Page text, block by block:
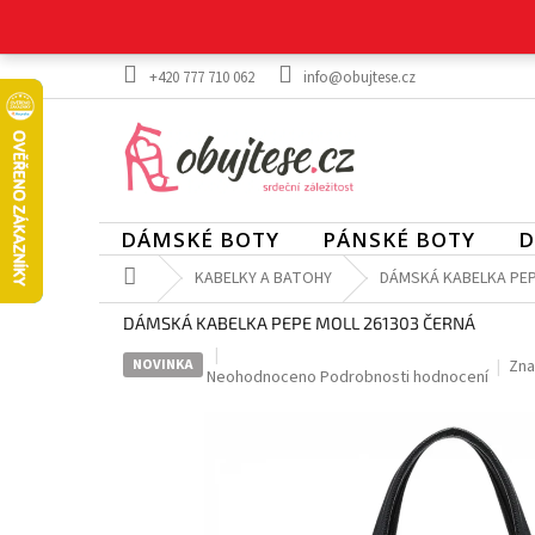
obsah
+420 777 710 062 info@obujtese.cz
DÁMSKÉ BOTY PÁNSKÉ BOTY
Domů KABELKY A BATOHY DÁMSKÁ KABELKA
DÁMSKÁ KABELKA PEPE MOLL 261303 ČERNÁ
NOVINKA
Průměrné
Neohodnoceno Podrobnosti hodnocení